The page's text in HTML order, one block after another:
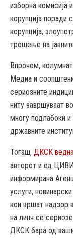
изборна комисија
корупција поради
корупција,
трошење на
Впрочем,
Медиа и
сериозните
ниту завршуваат
многу подлабоки
државните
Тогаш, ДКСК
авторот и од
информирана
услуги,
кои вршат надзор
на линч се
ДКСК бара од